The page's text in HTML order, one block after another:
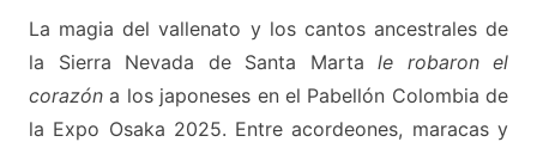
La magia del vallenato y los cantos ancestrales de
la Sierra Nevada de Santa Marta le robaron el
corazón a los japoneses en el Pabellón Colombia de
la Expo Osaka 2025. Entre acordeones, maracas y